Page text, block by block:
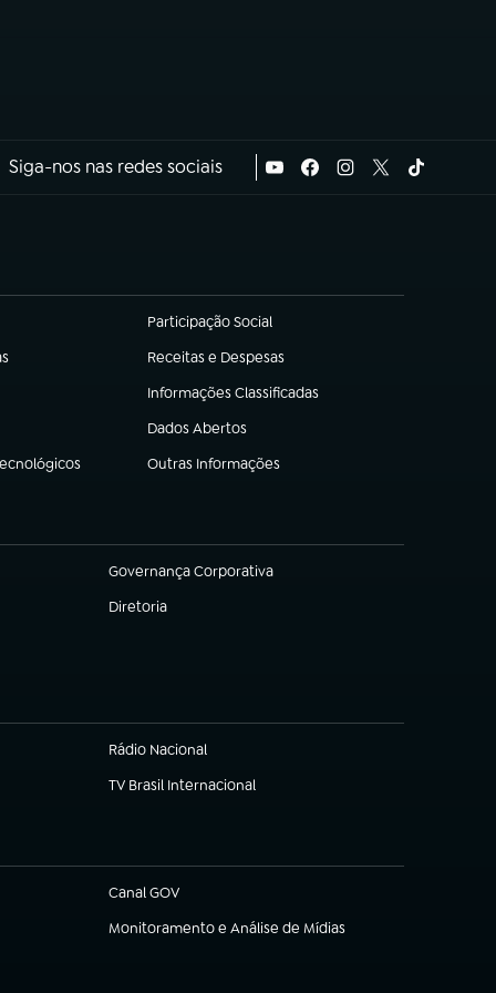
Siga-nos nas redes sociais
Participação Social
(abre em nova aba)
Receitas e Despesas
(abre em nova aba)
Informações Classificadas
(abre em nova aba)
Dados Abertos
(abre em nova aba)
Outras Informações
(abre em nova aba)
Governança Corporativa
(abre em nova aba)
Diretoria
(abre em nova aba)
Rádio Nacional
(abre em nova aba)
TV Brasil Internacional
(abre em nova aba)
Canal GOV
(abre em nova aba)
Monitoramento e Análise de Mídias
(abre em nova aba)